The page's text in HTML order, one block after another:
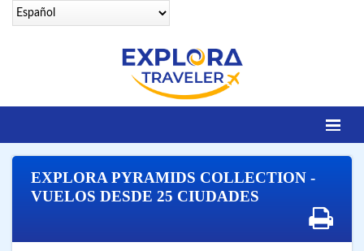
Identifícate
DESTINOS
OFERTAS SENIORS
EXPLORA PYRAMIDS COLLECTION -
VUELOS DESDE 25 CIUDADES